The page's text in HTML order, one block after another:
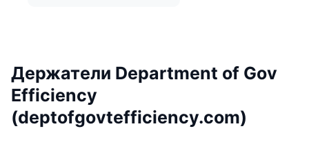
Держатели Department of Gov
Efficiency
(deptofgovtefficiency.com)